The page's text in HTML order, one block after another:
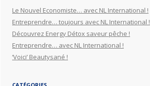
Le Nouvel Economiste… avec NL International !
Entreprendre… toujours avec NL International !
Découvrez Energy Détox saveur pêche !
Entreprendre… avec NL International !
‘Voici’ Beautysané !